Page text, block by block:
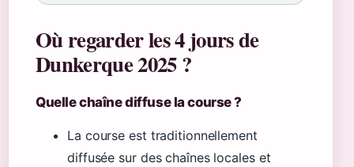
Où regarder les 4 jours de
Dunkerque 2025 ?
Quelle chaîne diffuse la course ?
La course est traditionnellement
diffusée sur des chaînes locales et